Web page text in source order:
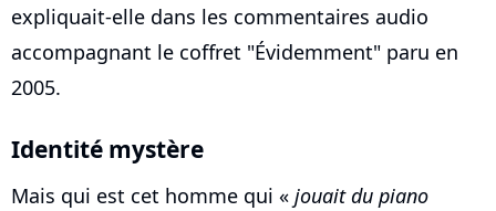
expliquait-elle dans les commentaires audio
accompagnant le coffret "Évidemment" paru en
2005.
Identité mystère
Mais qui est cet homme qui « jouait du piano